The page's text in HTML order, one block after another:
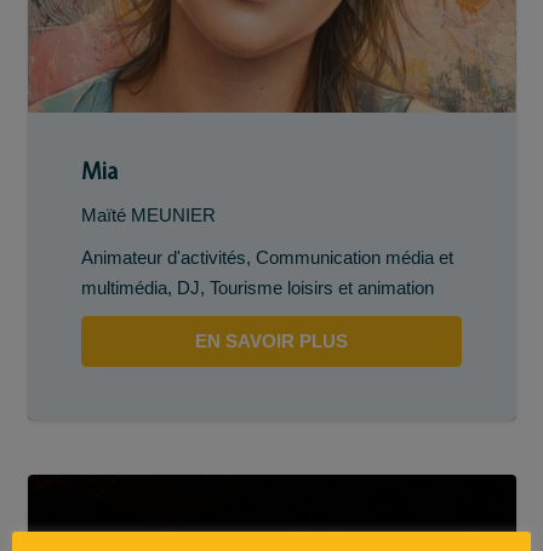
Mia
Maïté MEUNIER
Animateur d'activités, Communication média et
multimédia, DJ, Tourisme loisirs et animation
EN SAVOIR PLUS